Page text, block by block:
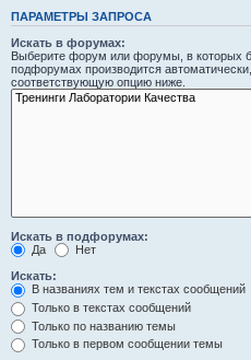
ПАРАМЕТРЫ ЗАПРОСА
Искать в форумах:
Выберите форум или форумы, в которых
подфорумах производится
соответствующую опцию ниже.
Искать в подфорумах:
Да
Нет
Искать:
В названиях тем и текстах сообщений
Только в текстах сообщений
Только по названию темы
Только в первом сообщении темы